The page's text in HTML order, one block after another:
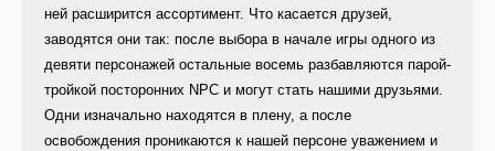
ней расширится ассортимент. Что касается друзей,
заводятся они так: после выбора в начале игры одного из
девяти персонажей остальные восемь разбавляются парой-
тройкой посторонних NPC и могут стать нашими друзьями.
Одни изначально находятся в плену, а после
освобождения проникаются к нашей персоне уважением и